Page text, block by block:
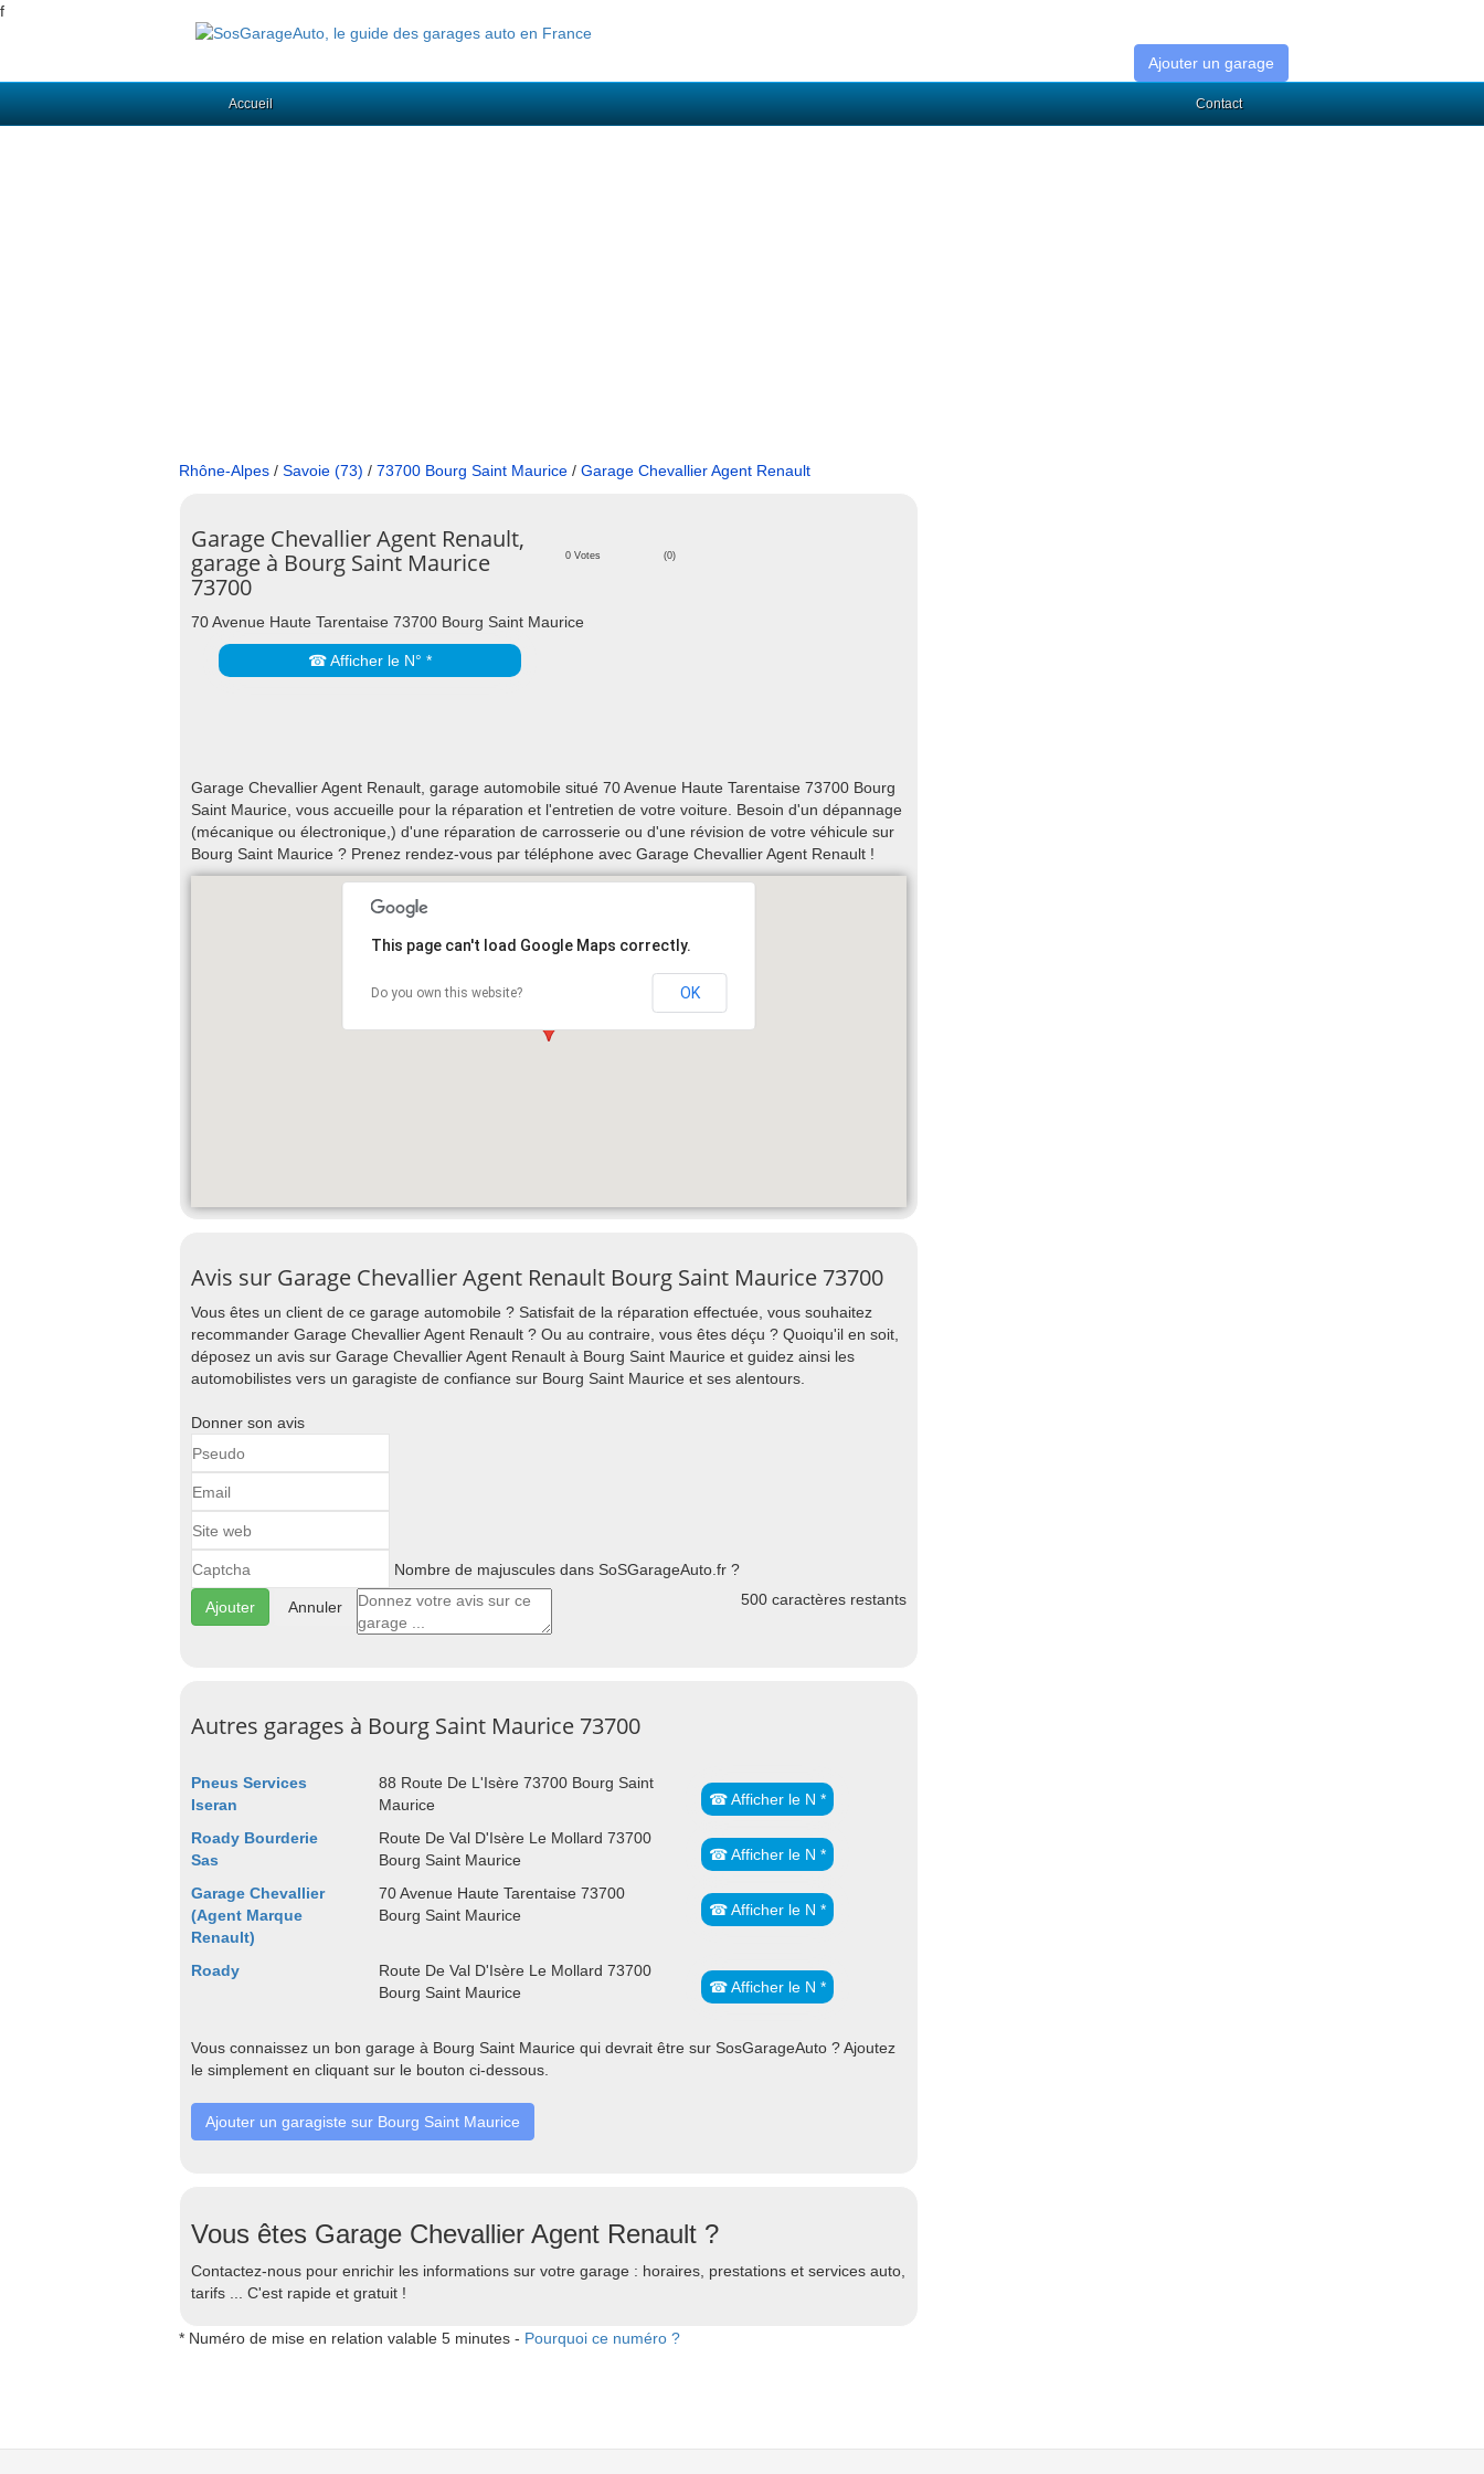
f
Ajouter un garage
Accueil Contact
Rhône-Alpes / Savoie (73) / 73700 Bourg Saint Maurice / Garage Chevallier Agent Renault
Garage Chevallier Agent Renault,
garage à Bourg Saint Maurice
73700
0 Votes (0)
70 Avenue Haute Tarentaise 73700 Bourg Saint Maurice
☎ Afficher le N° *
Garage Chevallier Agent Renault, garage automobile situé 70 Avenue Haute Tarentaise 73700 Bourg
Saint Maurice, vous accueille pour la réparation et l'entretien de votre voiture. Besoin d'un dépannage
(mécanique ou électronique,) d'une réparation de carrosserie ou d'une révision de votre véhicule sur
Bourg Saint Maurice ? Prenez rendez-vous par téléphone avec Garage Chevallier Agent Renault !
This page can't load Google Maps correctly.
Do you own this website? OK
Avis sur Garage Chevallier Agent Renault Bourg Saint Maurice 73700
Vous êtes un client de ce garage automobile ? Satisfait de la réparation effectuée, vous souhaitez
recommander Garage Chevallier Agent Renault ? Ou au contraire, vous êtes déçu ? Quoiqu'il en soit,
déposez un avis sur Garage Chevallier Agent Renault à Bourg Saint Maurice et guidez ainsi les
automobilistes vers un garagiste de confiance sur Bourg Saint Maurice et ses alentours.
Donner son avis
Nombre de majuscules dans SoSGarageAuto.fr ?
Annuler 500 caractères restants
Autres garages à Bourg Saint Maurice 73700
Pneus Services
Iseran
88 Route De L'Isère 73700 Bourg Saint
Maurice
☎ Afficher le N *
Roady Bourderie
Sas
Route De Val D'Isère Le Mollard 73700
Bourg Saint Maurice
☎ Afficher le N *
Garage Chevallier
(Agent Marque
Renault)
70 Avenue Haute Tarentaise 73700
Bourg Saint Maurice
☎ Afficher le N *
Roady
Route De Val D'Isère Le Mollard 73700
Bourg Saint Maurice
☎ Afficher le N *
Vous connaissez un bon garage à Bourg Saint Maurice qui devrait être sur SosGarageAuto ? Ajoutez
le simplement en cliquant sur le bouton ci-dessous.
Ajouter un garagiste sur Bourg Saint Maurice
Vous êtes Garage Chevallier Agent Renault ?
Contactez-nous pour enrichir les informations sur votre garage : horaires, prestations et services auto,
tarifs ... C'est rapide et gratuit !
* Numéro de mise en relation valable 5 minutes - Pourquoi ce numéro ?